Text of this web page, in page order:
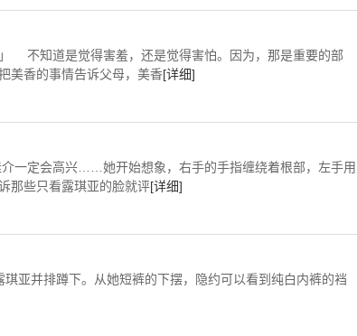
不知道是觉得害羞，还是觉得害怕。因为，那是重要的部
美香的事情告诉父母，美香[详细]
一定会高兴……她开始想象，右手的手指缠绕着根部，左手用
那些只看露琪亚的脸就评[详细]
并排蹲下。从她短裤的下摆，隐约可以看到纯白内裤的裆